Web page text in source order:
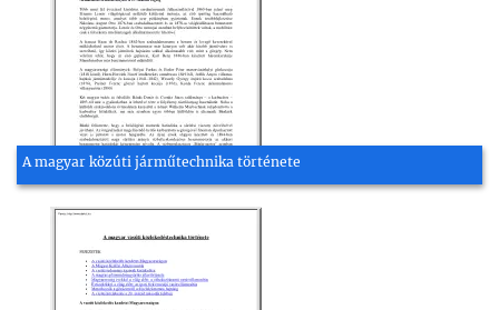
A magyar közúti járműtechnika története